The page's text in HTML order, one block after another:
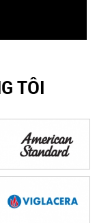
TÔI